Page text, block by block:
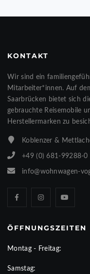
KONTAKT
Wir sind ein
Mitarbeiter*innen. Auf
Saarbrücken bietet sich
gebrauchte Reisemobile
Herstellermarken zu
Koblenzer &
+49 (0) 681-99288-0
info@wohnwagen-
ÖFFNUNGSZEITEN
Montag - Freitag:
Samstag: